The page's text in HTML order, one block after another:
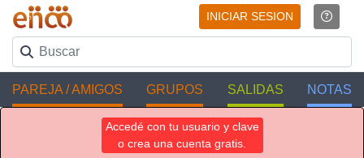
INICIAR SESION
PAREJA / AMIGOS GRUPOS SALIDAS NOTAS
Accedé con tu usuario y clave
o crea una cuenta gratis.